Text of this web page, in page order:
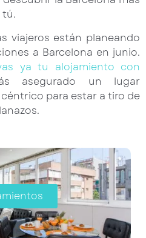
tú.
viajeros están planeando
a Barcelona en junio.
ya tu alojamiento con
asegurado un lugar
para estar a tiro de